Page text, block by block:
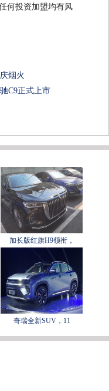
何投资加盟均有风
烟火
C9正式上市
加长版红旗H9领衔，
奇瑞全新SUV，11